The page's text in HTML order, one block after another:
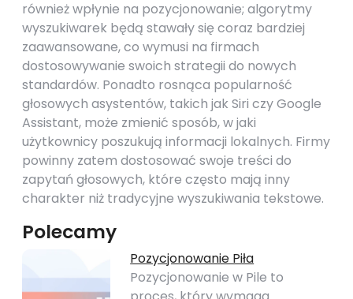
również wpłynie na pozycjonowanie; algorytmy
wyszukiwarek będą stawały się coraz bardziej
zaawansowane, co wymusi na firmach
dostosowywanie swoich strategii do nowych
standardów. Ponadto rosnąca popularność
głosowych asystentów, takich jak Siri czy Google
Assistant, może zmienić sposób, w jaki
użytkownicy poszukują informacji lokalnych. Firmy
powinny zatem dostosować swoje treści do
zapytań głosowych, które często mają inny
charakter niż tradycyjne wyszukiwania tekstowe.
Polecamy
Pozycjonowanie Piła
Pozycjonowanie w Pile to